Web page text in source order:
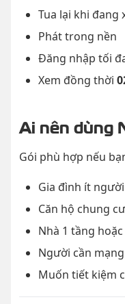
Tua lại khi đang
Phát trong nền
Đăng nhập tối
Xem đồng thời
Ai nên dùng
Gói phù hợp nếu
Gia đình ít người
Căn hộ chung
Nhà 1 tầng
Người cần
Muốn tiết kiệm